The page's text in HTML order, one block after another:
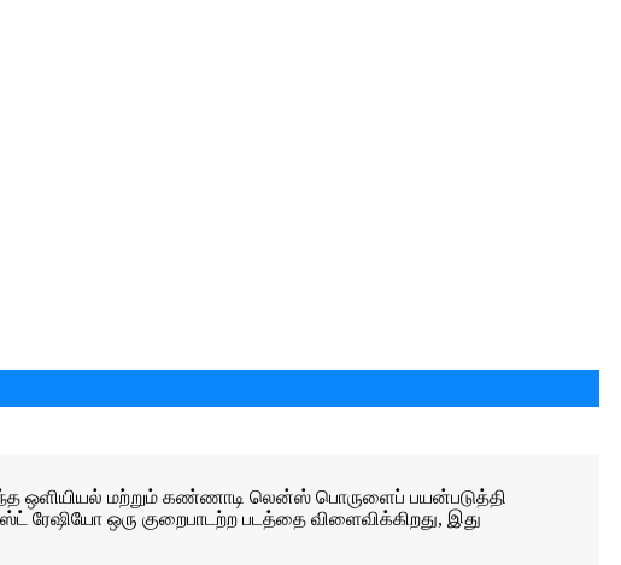
ஒளியியல் மற்றும் கண்ணாடி லென்ஸ் பொருளைப் பயன்படுத்தி
ரேஷியோ ஒரு குறைபாடற்ற படத்தை விளைவிக்கிறது, இது